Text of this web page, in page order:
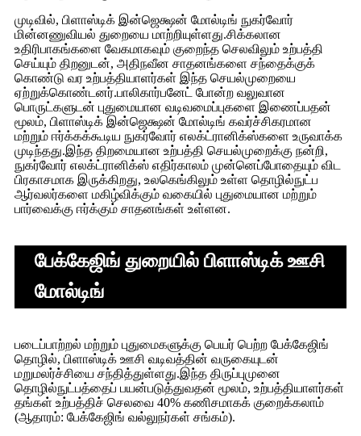
முடிவில், பிளாஸ்டிக் இன்ஜெக்ஷன் மோல்டிங் நுகர்வோர்
மின்னணுவியல் துறையை மாற்றியுள்ளது.சிக்கலான
உதிரிபாகங்களை வேகமாகவும் குறைந்த செலவிலும் உற்பத்தி
செய்யும் திறனுடன், அதிநவீன சாதனங்களை சந்தைக்குக்
கொண்டு வர உற்பத்தியாளர்கள் இந்த செயல்முறையை
ஏற்றுக்கொண்டனர்.பாலிகார்பனேட் போன்ற வலுவான
பொருட்களுடன் புதுமையான வடிவமைப்புகளை இணைப்பதன்
மூலம், பிளாஸ்டிக் இன்ஜெக்ஷன் மோல்டிங் கவர்ச்சிகரமான
மற்றும் ஈர்க்கக்கூடிய நுகர்வோர் எலக்ட்ரானிக்ஸ்களை உருவாக்க
முடிந்தது.இந்த திறமையான உற்பத்தி செயல்முறைக்கு நன்றி,
நுகர்வோர் எலக்ட்ரானிக்ஸ் எதிர்காலம் முன்னெப்போதையும் விட
பிரகாசமாக இருக்கிறது, உலகெங்கிலும் உள்ள தொழில்நுட்ப
ஆர்வலர்களை மகிழ்விக்கும் வகையில் புதுமையான மற்றும்
பார்வைக்கு ஈர்க்கும் சாதனங்கள் உள்ளன.
பேக்கேஜிங் துறையில் பிளாஸ்டிக் ஊசி
மோல்டிங்
படைப்பாற்றல் மற்றும் புதுமைகளுக்கு பெயர் பெற்ற பேக்கேஜிங்
தொழில், பிளாஸ்டிக் ஊசி வடிவத்தின் வருகையுடன்
மறுமலர்ச்சியை சந்தித்துள்ளது.இந்த திருப்புமுனை
தொழில்நுட்பத்தைப் பயன்படுத்துவதன் மூலம், உற்பத்தியாளர்கள்
தங்கள் உற்பத்திச் செலவை 40% கணிசமாகக் குறைக்கலாம்
(ஆதாரம்: பேக்கேஜிங் வல்லுநர்கள் சங்கம்).